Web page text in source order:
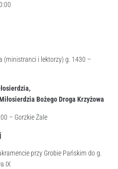
(ministranci i lektorzy) g. 1430 –
Bożego Droga Krzyżowa
– Gorzkie Żale
przy Grobie Pańskim do g.
IX